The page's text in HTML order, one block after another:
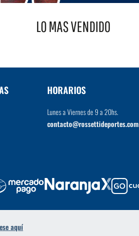
VER MÁS
LO MAS VENDIDO
HORARIOS
Lunes a Viernes de 9 a 20hs.
contacto@rossettideportes.com
aquí